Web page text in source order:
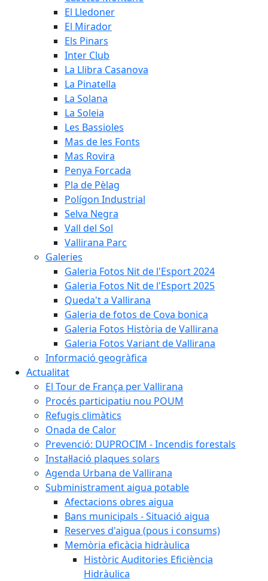
El Lledoner
El Mirador
Els Pinars
Inter Club
La Llibra Casanova
La Pinatella
La Solana
La Soleia
Les Bassioles
Mas de les Fonts
Mas Rovira
Penya Forcada
Pla de Pèlag
Polígon Industrial
Selva Negra
Vall del Sol
Vallirana Parc
Galeries
Galeria Fotos Nit de l'Esport 2024
Galeria Fotos Nit de l'Esport 2025
Queda't a Vallirana
Galeria de fotos de Cova bonica
Galeria Fotos Història de Vallirana
Galeria Fotos Variant de Vallirana
Informació geogràfica
Actualitat
El Tour de França per Vallirana
Procés participatiu nou POUM
Refugis climàtics
Onada de Calor
Prevenció: DUPROCIM - Incendis forestals
Instal·lació plaques solars
Agenda Urbana de Vallirana
Subministrament aigua potable
Afectacions obres aigua
Bans municipals - Situació aigua
Reserves d'aigua (pous i consums)
Memòria eficàcia hidràulica
Històric Auditories Eficiència
Hidràulica